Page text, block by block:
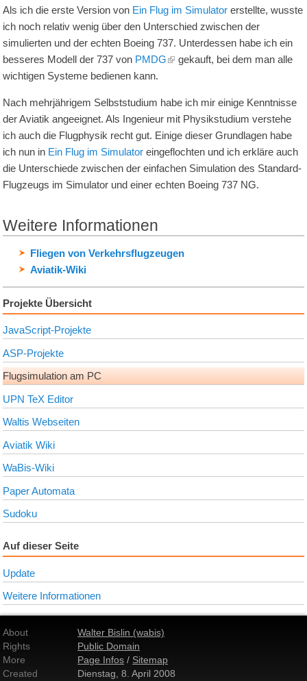
Als ich die erste Version von Ein Flug im Simulator erstellte, wusste
ich noch relativ wenig über den Unterschied zwischen der
simulierten und der echten Boeing 737. Unterdessen habe ich ein
besseres Modell der 737 von PMDG
gekauft, bei dem man alle
wichtigen Systeme bedienen kann.
Nach mehrjährigem Selbststudium habe ich mir einige Kenntnisse
der Aviatik angeeignet. Als Ingenieur mit Physikstudium verstehe
ich auch die Flugphysik recht gut. Einige dieser Grundlagen habe
ich nun in Ein Flug im Simulator eingeflochten und ich erkläre auch
die Unterschiede zwischen der einfachen Simulation des Standard-
Flugzeugs im Simulator und einer echten Boeing 737 NG.
Weitere Informationen
Fliegen von Verkehrsflugzeugen
Aviatik-Wiki
Projekte Übersicht
JavaScript-Projekte
ASP-Projekte
Flugsimulation am PC
UPN TeX Editor
Waltis Webseiten
Aviatik Wiki
WaBis-Wiki
Paper Automata
Sudoku
Auf dieser Seite
Update
Weitere Informationen
About
Walter Bislin (wabis)
Rights
Public Domain
More
Page Infos / Sitemap
Created
Dienstag, 8. April 2008